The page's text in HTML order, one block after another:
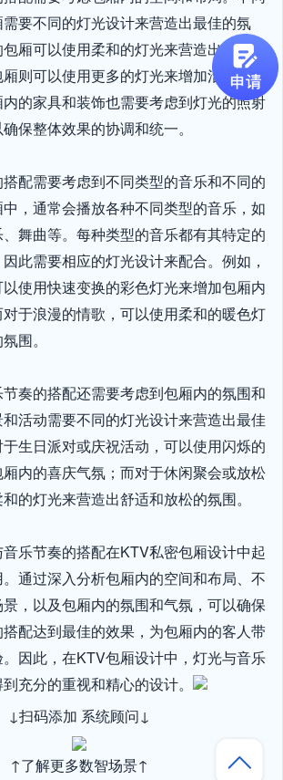
要不同的灯光设计来营造出最佳的氛
厢可以使用柔和的灯光来营造出温馨的
则可以使用更多的灯光来增加活力和趣
的家具和装饰也需要考虑到灯光的照射
保整体效果的协调和统一。
配需要考虑到不同类型的音乐和不同的
，通常会播放各种不同类型的音乐，如
舞曲等。每种类型的音乐都有其特定的
此需要相应的灯光设计来配合。例如，
使用快速变换的彩色灯光来增加包厢内
于浪漫的情歌，可以使用柔和的暖色灯
围。
奏的搭配还需要考虑到包厢内的氛围和
活动需要不同的灯光设计来营造出最佳
生日派对或庆祝活动，可以使用闪烁的
内的喜庆气氛；而对于休闲聚会或放松
的灯光来营造出舒适和放松的氛围。
乐节奏的搭配在KTV私密包厢设计中起
通过深入分析包厢内的空间和布局、不
，以及包厢内的氛围和气氛，可以确保
配达到最佳的效果，为包厢内的客人带
因此，在KTV包厢设计中，灯光与音乐
充分的重视和精心的设计。
↓扫码添加 系统顾问↓
↑了解更多数智场景↑